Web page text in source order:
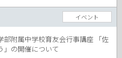
部附属中学校育友会行事講座 「佐
」の開催について
イベント